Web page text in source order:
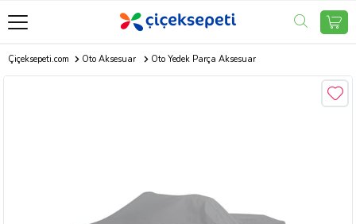
Çiçeksepeti.com Oto Aksesuar Oto Yedek Parça Aksesuar